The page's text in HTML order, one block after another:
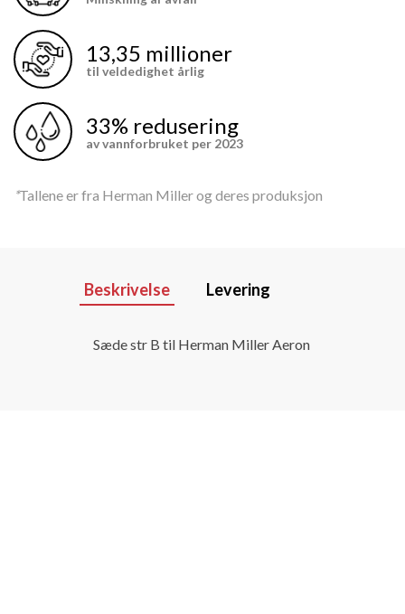
13,35 millioner
til veldedighet årlig
33% redusering
av vannforbruket per 2023
*Tallene er fra Herman Miller og deres produksjon
Beskrivelse Levering
Sæde str B til Herman Miller Aeron